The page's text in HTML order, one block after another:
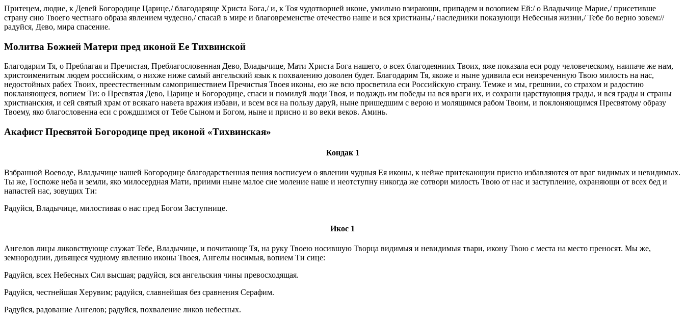
Притецем, людие, к Девей Богородице Царице,/ благодаряще Христа Бога,/ и, к Тоя чудотворней иконе, умильно взирающи, припадем и возопием Ей:/ о Владычице Марие,/ присетивше
страну сию Твоего честнаго образа явлением чудесно,/ спасай в мире и благовременстве отечество наше и вся христианы,/ наследники показующи Небесныя жизни,/ Тебе бо верно зовем://
радуйся, Дево, мира спасение.
Молитва Божией Матери пред иконой Ее Тихвинской
Благодарим Тя, о Преблагая и Пречистая, Преблагословенная Дево, Владычице, Мати Христа Бога нашего, о всех благодеяниих Твоих, яже показала еси роду человеческому, наипаче же нам,
христоименитым людем российским, о нихже ниже самый ангельский язык к похвалению доволен будет. Благодарим Тя, якоже и ныне удивила еси неизреченную Твою милость на нас,
недостойных рабех Твоих, преестественным самопришествием Пречистыя Твоея иконы, ею же всю просветила еси Российскую страну. Темже и мы, грешнии, со страхом и радостию
покланяющеся, вопием Ти: о Пресвятая Дево, Царице и Богородице, спаси и помилуй люди Твоя, и подаждь им победы на вся враги их, и сохрани царствующия грады, и вся грады и страны
христианския, и сей святый храм от всякаго навета вражия избави, и всем вся на пользу даруй, ныне пришедшим с верою и молящимся рабом Твоим, и поклоняющимся Пресвятому образу
Твоему, яко благословенна еси с рождшимся от Тебе Сыном и Богом, ныне и присно и во веки веков. Аминь.
Акафист Пресвятой Богородице пред иконой «Тихвинская»
Кондак 1
Взбранной Воеводе, Владычице нашей Богородице благодарственная пения восписуем о явлении чудныя Ея иконы, к нейже притекающии присно избавляются от враг видимых и невидимых.
Ты же, Госпоже неба и земли, яко милосердная Мати, приими ныне малое сие моление наше и неотступну никогда же сотвори милость Твою от нас и заступление, охраняющи от всех бед и
напастей нас, зовущих Ти:
Радуйся, Владычице, милостивая о нас пред Богом Заступнице.
Икос 1
Ангелов лицы ликовствующе служат Тебе, Владычице, и почитающе Тя, на руку Твоею носившую Творца видимыя и невидимыя твари, икону Твою с места на место преносят. Мы же,
земнороднии, дивящеся чудному явлению иконы Твоея, Ангелы носимыя, вопием Ти сице:
Радуйся, всех Небесных Сил высшая; радуйся, вся ангельския чины превосходящая.
Радуйся, честнейшая Херувим; радуйся, славнейшая без сравнения Серафим.
Радуйся, радование Ангелов; радуйся, похваление ликов небесных.